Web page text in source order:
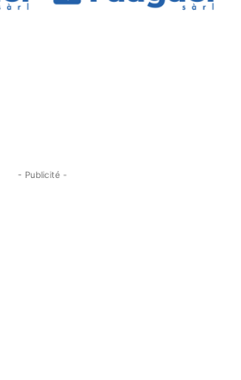
- Publicité -